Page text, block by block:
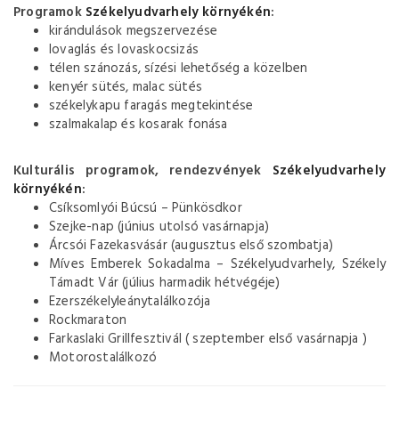
Programok Székelyudvarhely környékén:
kirándulások megszervezése
lovaglás és lovaskocsizás
télen szánozás, sízési lehetőség a közelben
kenyér sütés, malac sütés
székelykapu faragás megtekintése
szalmakalap és kosarak fonása
Kulturális programok, rendezvények Székelyudvarhely
környékén:
Csíksomlyói Búcsú – Pünkösdkor
Szejke-nap (június utolsó vasárnapja)
Árcsói Fazekasvásár (augusztus első szombatja)
Míves Emberek Sokadalma – Székelyudvarhely, Székely
Támadt Vár (július harmadik hétvégéje)
Ezerszékelyleánytalálkozója
Rockmaraton
Farkaslaki Grillfesztivál ( szeptember első vasárnapja )
Motorostalálkozó